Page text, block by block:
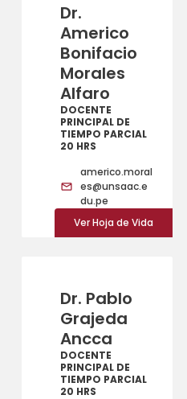
Dr.
Americo
Bonifacio
Morales
Alfaro
DOCENTE
PRINCIPAL DE
TIEMPO PARCIAL
20 HRS
americo.moral
es@unsaac.e
du.pe
Ver Hoja de Vida
Dr. Pablo
Grajeda
Ancca
DOCENTE
PRINCIPAL DE
TIEMPO PARCIAL
20 HRS